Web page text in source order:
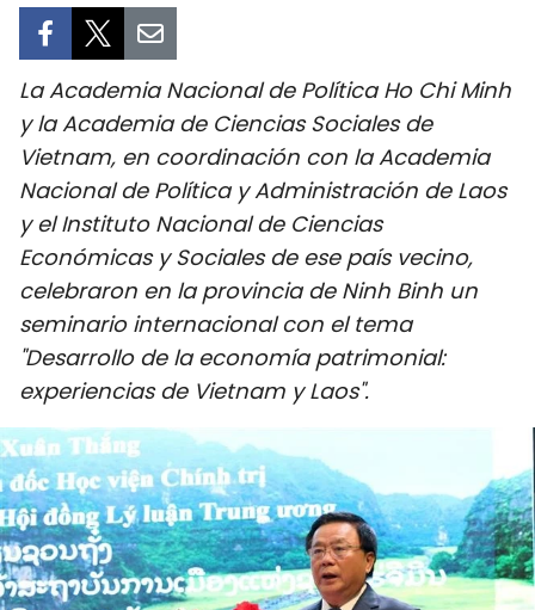
SALUD - MEDIO AMBIENTE
CULTURA - ENTRETENIMIENTO
INTERNACIONAL
DEPORTES
PUENTE DE AMISTAD
HISTORIAS MULTIMEDIA
FOTOGRAFÍA
¿QUIÉNES SOMOS?
La Academia Nacional de Política Ho Chi Minh
y la Academia de Ciencias Sociales de
Vietnam, en coordinación con la Academia
Nacional de Política y Administración de Laos
y el Instituto Nacional de Ciencias
Económicas y Sociales de ese país vecino,
celebraron en la provincia de Ninh Binh un
seminario internacional con el tema
"Desarrollo de la economía patrimonial:
experiencias de Vietnam y Laos".